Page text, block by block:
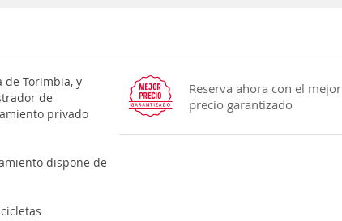
de Torimbia, y
de
privado
dispone de
Reserva ahora con el mejor
precio garantizado